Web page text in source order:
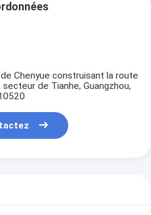
Chenyue construisant la route
de Tianhe, Guangzhou,